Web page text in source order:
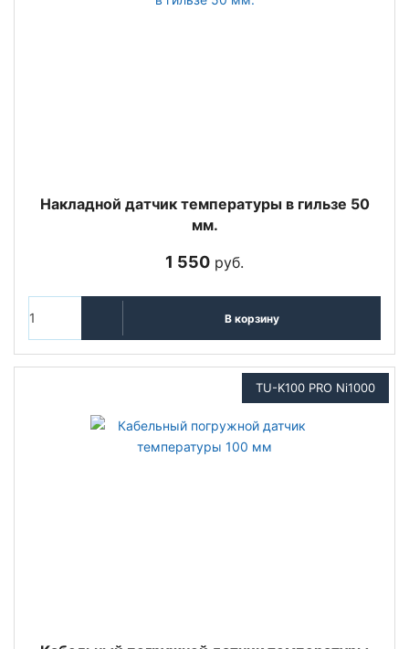
Накладной датчик температуры в гильзе 50
мм.
1 550 руб.
В корзину
TU-K100 PRO Ni1000